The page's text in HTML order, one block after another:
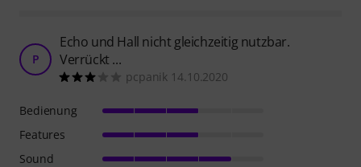
P
Echo und Hall nicht gleichzeitig nutzbar.
Verrückt ...
pcpanik 14.10.2020
Bedienung
Features
Sound